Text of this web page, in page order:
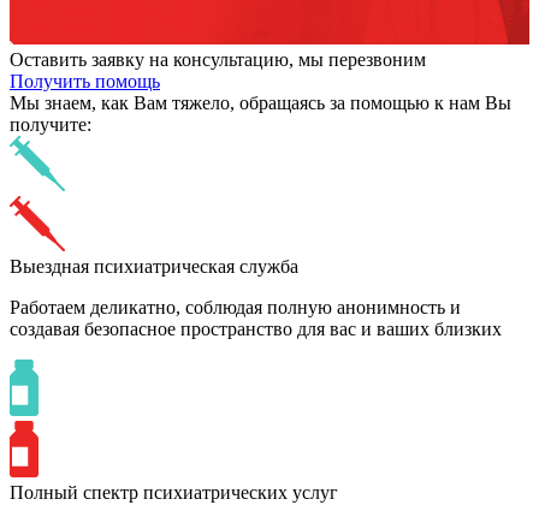
Оставить заявку на консультацию, мы перезвоним
Получить помощь
Мы знаем, как Вам тяжело, обращаясь за помощью к нам Вы
получите:
Выездная психиатрическая служба
Работаем деликатно, соблюдая полную анонимность и
создавая безопасное пространство для вас и ваших близких
Полный спектр психиатрических услуг